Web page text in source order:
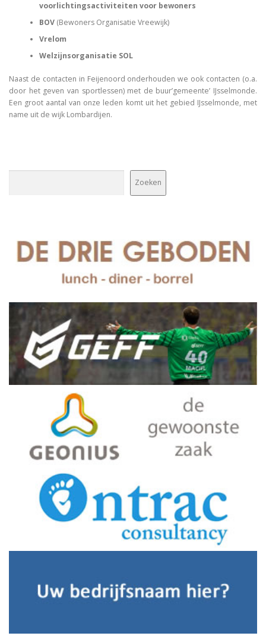
voorlichtingsactiviteiten voor bewoners
BOV(Bewoners Organisatie Vreewijk)
Vrelom
Welzijnsorganisatie SOL
Naast de contacten in Feijenoord onderhouden we ook contacten (o.a.
door het geven van sportlessen) met de buur’gemeente’ IJsselmonde.
Een groot aantal van onze leden komt uit het gebied IJsselmonde, met
name uit de wijk Lombardijen.
Zoeken